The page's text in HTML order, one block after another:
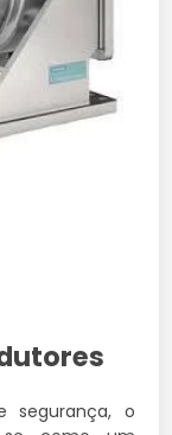
segurança, o